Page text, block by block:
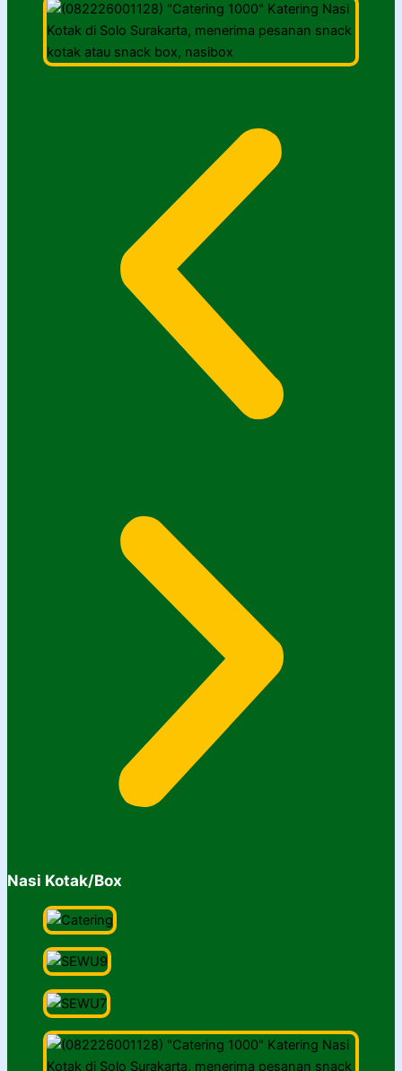
Nasi Kotak/Box